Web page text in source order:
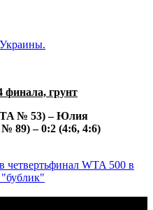
финала, грунт
№ 53) – Юлия
89) – 0:2 (4:6, 4:6)
четвертьфинал WTA 500 в
"бублик"